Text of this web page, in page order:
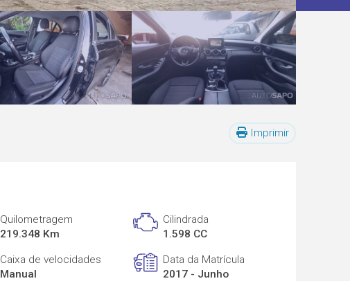
Imprimir
Quilometragem
219.348 Km
Cilindrada
1.598 CC
Caixa de velocidades
Manual
Data da Matrícula
2017 - Junho